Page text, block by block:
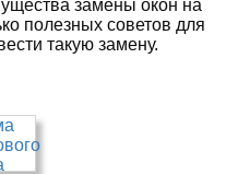
замены окон на
полезных советов для
такую замену.